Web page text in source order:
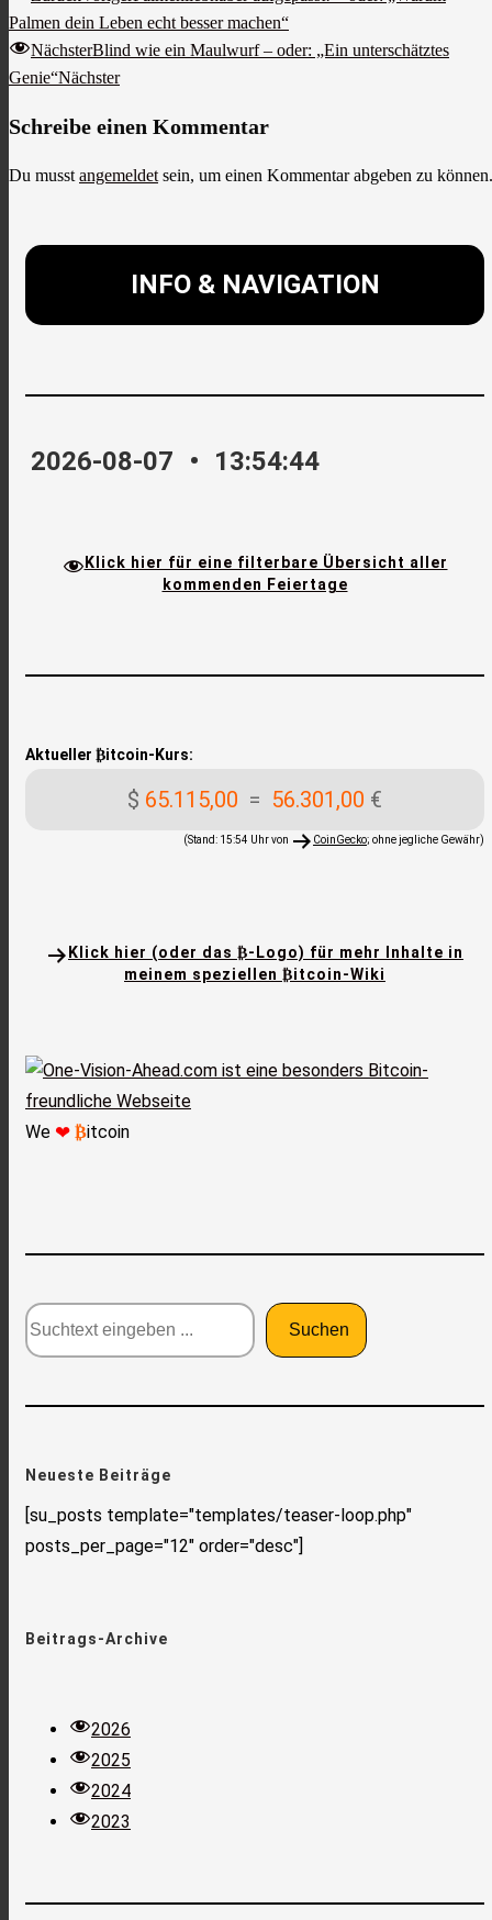
Palmen dein Leben echt besser machen“
NächsterBlind wie ein Maulwurf – oder: „Ein unterschätztes
Genie“Nächster
Schreibe einen Kommentar
Du musst angemeldet sein, um einen Kommentar abgeben zu können.
INFO & NAVIGATION
2026-08-07 • 13:54:44
Klick hier für eine filterbare Übersicht aller
kommenden Feiertage
Aktueller ₿itcoin-Kurs:
$ 65.115,00 = 56.301,00 €
(Stand: 15:54 Uhr von CoinGecko; ohne jegliche Gewähr)
Klick hier (oder das ₿-Logo) für mehr Inhalte in
meinem speziellen ₿itcoin-Wiki
We ❤ ₿itcoin
Suchtext
Suchen
Neueste Beiträge
[su_posts template="templates/teaser-loop.php"
posts_per_page="12" order="desc"]
Beitrags-Archive
2026
2025
2024
2023